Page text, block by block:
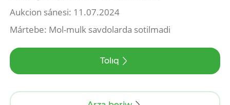
Aukcion sánesi: 11.07.2024
Mártebe: Mol-mulk savdolarda sotilmadi
Tolıq